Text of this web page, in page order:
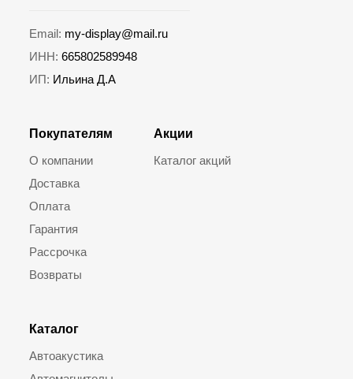
Покупателям
О компании
Доставка
Оплата
Гарантия
Рассрочка
Возвраты
Каталог
Автоакустика
Акции
Каталог акций
Email: my-display@mail.ru
ИНН: 665802589948
ИП: Ильина Д.А